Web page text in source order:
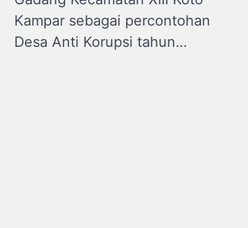
Kampar sebagai percontohan
Desa Anti Korupsi tahun…